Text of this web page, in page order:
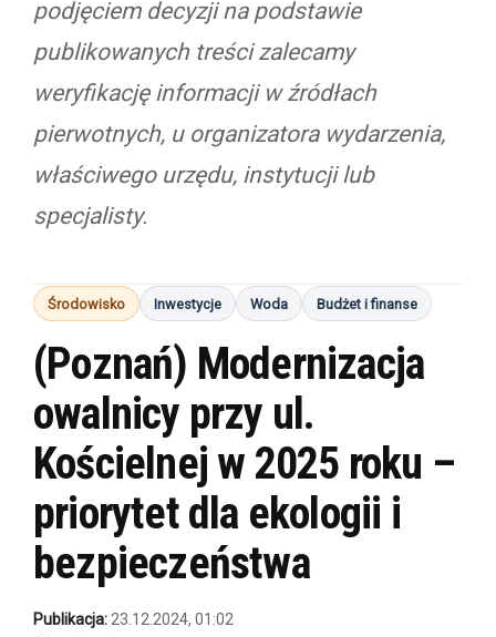
podjęciem decyzji na podstawie
publikowanych treści zalecamy
weryfikację informacji w źródłach
pierwotnych, u organizatora wydarzenia,
właściwego urzędu, instytucji lub
specjalisty.
Środowisko Inwestycje Woda Budżet i finanse
(Poznań) Modernizacja
owalnicy przy ul.
Kościelnej w 2025 roku –
priorytet dla ekologii i
bezpieczeństwa
Publikacja:23.12.2024, 01:02